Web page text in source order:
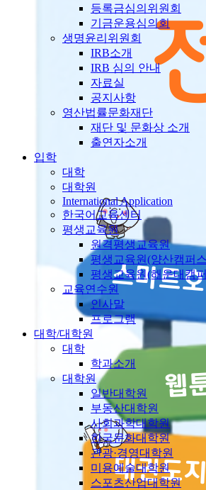
등록금심의위원회
기금운용심의회
생명윤리위원회
IRB소개
IRB 심의 안내
자료실
공지사항
영산법률문화재단
재단 및 문화상 소개
출연자소개
입학
대학
대학원
International Application
한국어교육센터
평생교육원
원격평생교육원
평생교육원(양산캠퍼
평생교육원(해운대캠
교육연수원
인사말
프로그램
대학/대학원
대학
학과소개
대학원
일반대학원
부동산대학원
사회과학대학원
한국문화대학원
관광·경영대학원
미용예술대학원
스포츠산업대학원